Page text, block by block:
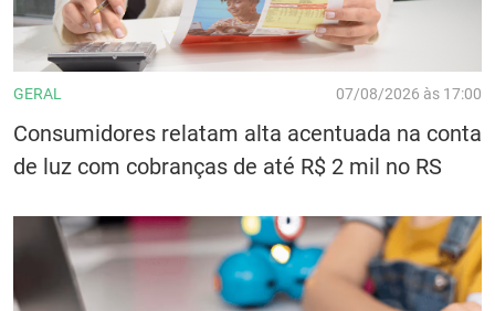
GERAL 07/08/2026 às 17:00
Consumidores relatam alta acentuada na conta
de luz com cobranças de até R$ 2 mil no RS